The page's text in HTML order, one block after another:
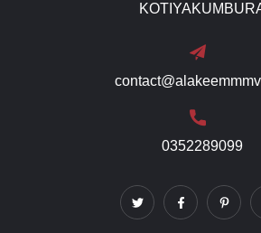
0352289099